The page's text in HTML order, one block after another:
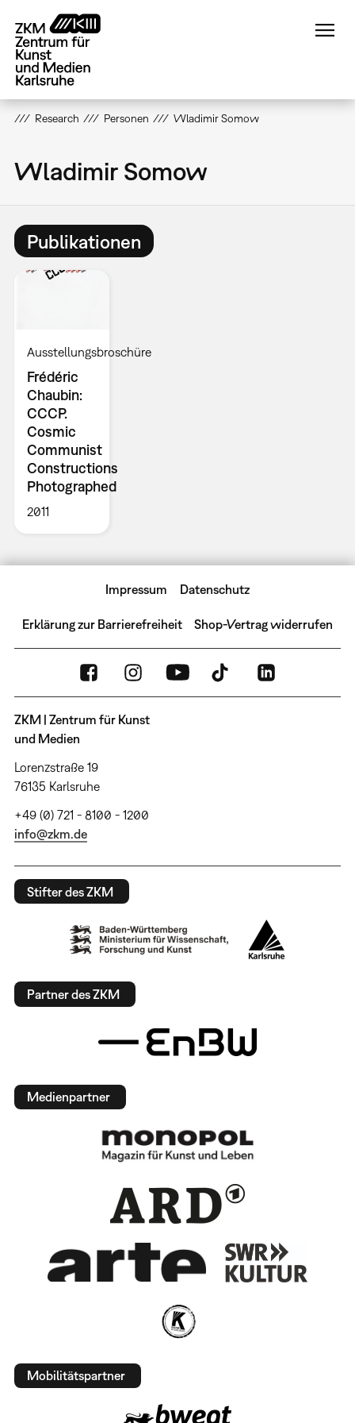
zum
Inhalt
Research Personen Wladimir Somow
Wladimir Somow
Publikationen
Ausstellungsbroschüre
Frédéric
Chaubin:
CCCP.
Cosmic
Communist
Constructions
Photographed
2011
Impressum Datenschutz
Erklärung zur Barrierefreiheit Shop-Vertrag widerrufen
ZKM | Zentrum für Kunst
und Medien
Lorenzstraße 19
76135 Karlsruhe
+49 (0) 721 - 8100 - 1200
info@zkm.de
Stifter des ZKM
Partner des ZKM
Medienpartner
Mobilitätspartner